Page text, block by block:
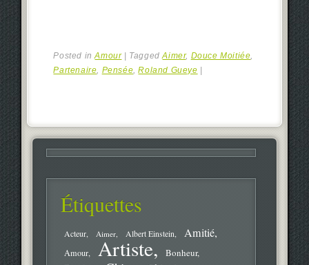
Posted inAmour | TaggedAimer, Douce Moitiée
Partenaire Pensée ,Roland Gueye |
Étiquettes
Acteur Aimer Albert Einstein Amitié
Amour Artiste Bonheur